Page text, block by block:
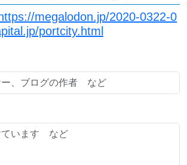
https://megalodon.jp/2020-0322-0
portcity.html